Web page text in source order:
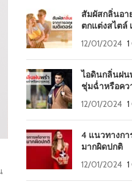
สัมผัสกลิ่นอา
ตกแต่งสไตล์
12/01/2024
ไอดินกลิ่นฝน
ชุ่มฉ่ำหรือค
12/01/2024
4 แนวทางก
มากผิดปกติ
12/01/2024